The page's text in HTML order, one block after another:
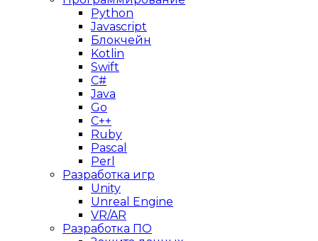
Python
Javascript
Блокчейн
Kotlin
Swift
C#
Java
Go
C++
Ruby
Pascal
Perl
Разработка игр
Unity
Unreal Engine
VR/AR
Разработка ПО